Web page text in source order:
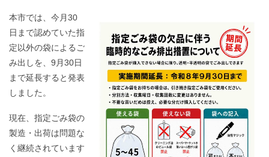
本市では、今月30
日まで認めていた指
定以外の袋によるご
み出しを、9月30日
まで延長すると発表
しました。
現在、指定ごみ袋の
製造・出荷は問題な
く継続されています